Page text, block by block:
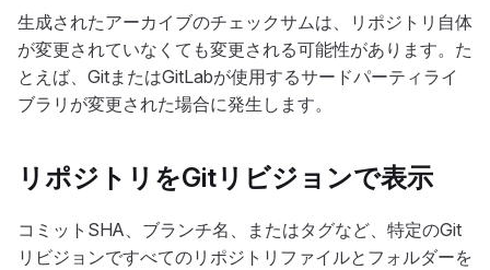
生成されたアーカイブのチェックサムは、リポジトリ自体
が変更されていなくても変更される可能性があります。た
とえば、GitまたはGitLabが使用するサードパーティライ
ブラリが変更された場合に発生します。
リポジトリをGitリビジョンで表示
コミットSHA、ブランチ名、またはタグなど、特定のGit
リビジョンですべてのリポジトリファイルとフォルダーを